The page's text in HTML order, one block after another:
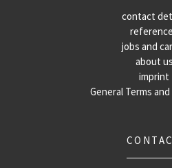
contact
jobs and
about us
imprint
General Terms